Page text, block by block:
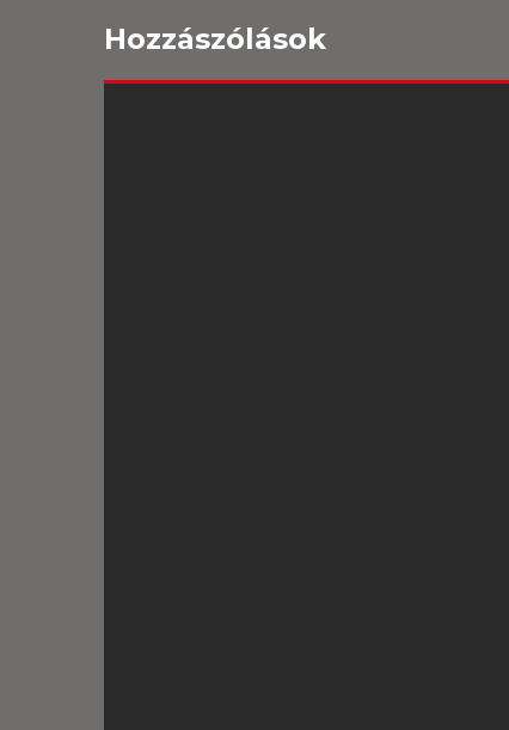
Hozzászólások